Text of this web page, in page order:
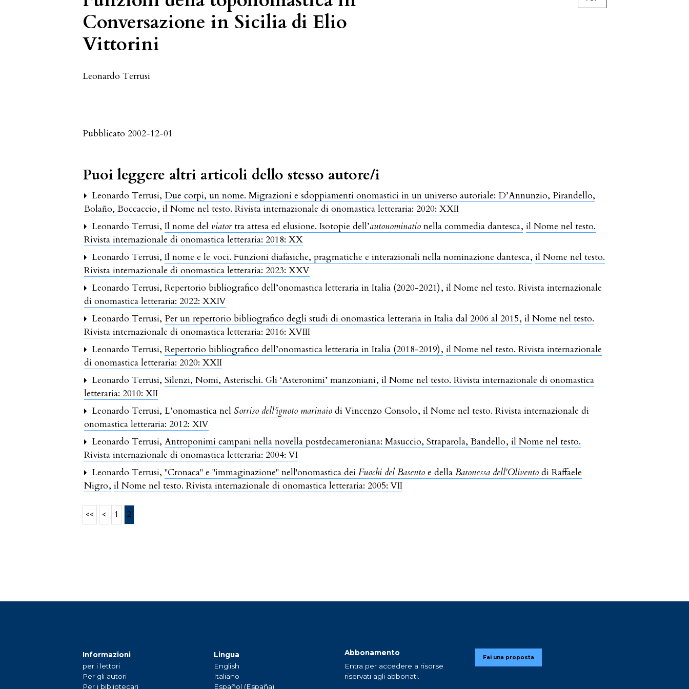
Conversazione in Sicilia di Elio
Vittorini
Leonardo Terrusi
Pubblicato 2002-12-01
Puoi leggere altri articoli dello stesso autore/i
Leonardo Terrusi, Due corpi, un nome. Migrazioni e sdoppiamenti onomastici in un universo autoriale: D’Annunzio, Pirandello,
Bolaño, Boccaccio,il Nome nel testo. Rivista internazionale di onomastica letteraria: 2020: XXII
Leonardo Terrusi,Il nome delviatortra attesa ed elusione. Isotopie dell’autonominatio nella commedia dantesca,il Nome nel testo.
Rivista internazionale di onomastica letteraria: 2018: XX
Leonardo Terrusi,Il nome e le voci. Funzioni diafasiche, pragmatiche e interazionali nella nominazione dantesca,il Nome nel testo.
Rivista internazionale di onomastica letteraria: 2023: XXV
Leonardo Terrusi,Repertorio bibliografico dell’onomastica letteraria in Italia (2020-2021),il Nome nel testo. Rivista internazionale
di onomastica letteraria: 2022: XXIV
Leonardo Terrusi, Per un repertorio bibliografico degli studi di onomastica letteraria in Italia dal 2006 al 2015,il Nome nel testo.
Rivista internazionale di onomastica letteraria: 2016: XVIII
Leonardo Terrusi,Repertorio bibliografico dell’onomastica letteraria in Italia (2018-2019),il Nome nel testo. Rivista internazionale
di onomastica letteraria: 2020: XXII
Leonardo Terrusi,Silenzi, Nomi, Asterischi. Gli ‘Asteronimi’ manzoniani,il Nome nel testo. Rivista internazionale di onomastica
letteraria: 2010: XII
Leonardo Terrusi,L’onomastica nelSorriso dell’ignoto marinaio di Vincenzo Consolo,il Nome nel testo. Rivista internazionale di
onomastica letteraria: 2012: XIV
Leonardo Terrusi,Antroponimi campani nella novella postdecameroniana: Masuccio, Straparola, Bandello,il Nome nel testo.
Rivista internazionale di onomastica letteraria: 2004: VI
Leonardo Terrusi,"Cronaca" e "immaginazione" nell'onomastica deiFuochi del Basento e dellaBaronessa dell'Olivento di Raffaele
Nigro,il Nome nel testo. Rivista internazionale di onomastica letteraria: 2005: VII
<< < 1 2
Informazioni
per i lettori
Per gli autori
Per i bibliotecari
Lingua
English
Italiano
Español (España)
Abbonamento
Entra per accedere a risorse
riservati agli abbonati.
Fai una proposta